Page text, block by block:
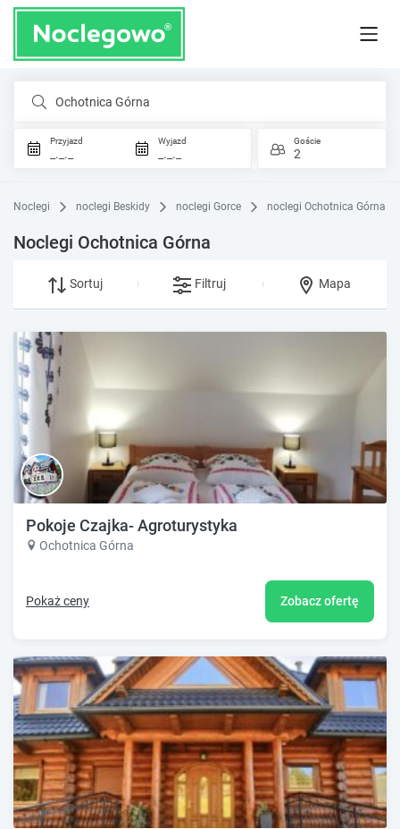
Ochotnica Górna
Przyjazd
_._._
Wyjazd
_._._
Goście
2
Noclegi noclegi Beskidy noclegi Gorce noclegi Ochotnica Górna
Noclegi Ochotnica Górna
Sortuj Filtruj Mapa
Pokoje Czajka- Agroturystyka
Ochotnica Górna
Pokaż ceny Zobacz ofertę